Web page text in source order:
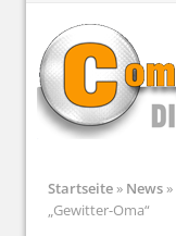
Startseite» News»
„Gewitter-Oma“